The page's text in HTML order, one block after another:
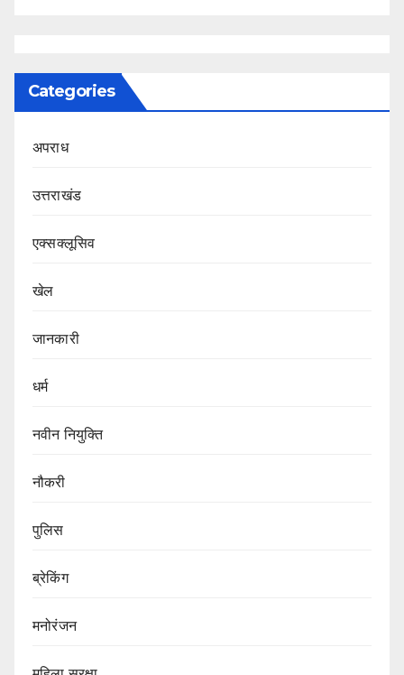
Categories
अपराध
उत्तराखंड
एक्सक्लूसिव
खेल
जानकारी
धर्म
नवीन नियुक्ति
नौकरी
पुलिस
ब्रेकिंग
मनोरंजन